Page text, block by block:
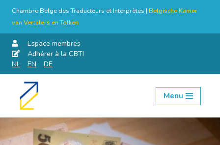
Chambre Belge des Traducteurs et Interprètes | Belgische Kamer
van Vertalers en Tolken
Espace membres
Adhérer à la CBTI
NL
EN DE
Aller
Menu